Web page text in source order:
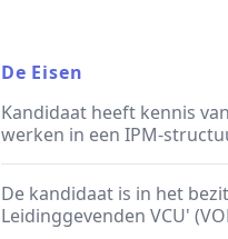
De Eisen
Kandidaat heeft kennis
werken in een IPM-
De kandidaat is in het
Leidinggevenden VCU'